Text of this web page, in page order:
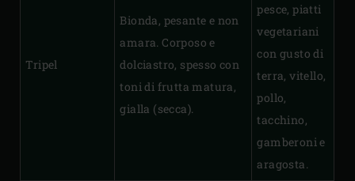
Tripel
Bionda, pesante e non
amara. Corposo e
dolciastro, spesso con
toni di frutta matura,
gialla (secca).
pesce, piatti
vegetariani
con gusto di
terra, vitello,
pollo,
tacchino,
gamberoni e
aragosta.